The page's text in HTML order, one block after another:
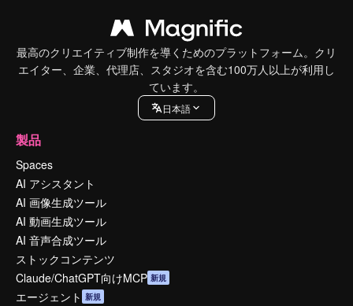
最高のクリエイティブ制作を導くためのプラットフォーム。クリ
エイター、企業、代理店、スタジオを含む100万人以上が利用し
ています。
日本語
製品
Spaces
AI アシスタント
AI 画像生成ツール
AI 動画生成ツール
AI 音声合成ツール
ストックコンテンツ
Claude/ChatGPT向けMCP 新規
エージェント 新規